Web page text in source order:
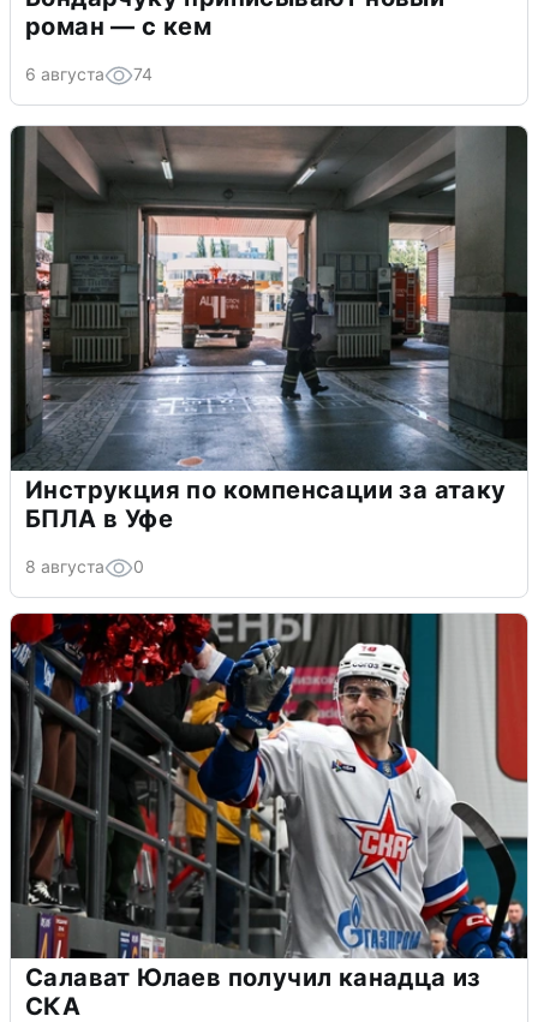
роман — с кем
6 августа 74
Инструкция по компенсации за атаку
БПЛА в Уфе
8 августа 0
Салават Юлаев получил канадца из
СКА